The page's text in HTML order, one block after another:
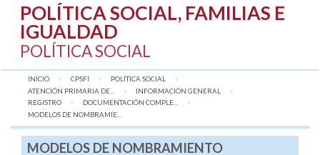
POLÍTICA SOCIAL, FAMILIAS E
IGUALDAD
POLÍTICA SOCIAL
INICIO CPSFI
POLÍTICA SOCIAL
ATENCIÓN PRIMARIA DE...
INFORMACIÓN GENERAL
REGISTRO
DOCUMENTACIÓN COMPLE...
AQUÍ:
MODELOS DE NOMBRAMIE...
MODELOS DE NOMBRAMIENTO